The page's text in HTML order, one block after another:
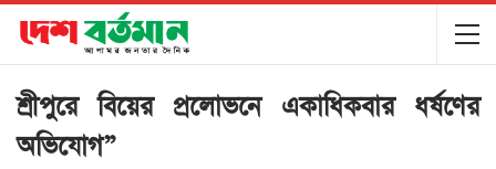
শ্রীপুরে বিয়ের প্রলোভনে একাধিকবার ধর্ষণের
অভিযোগ”